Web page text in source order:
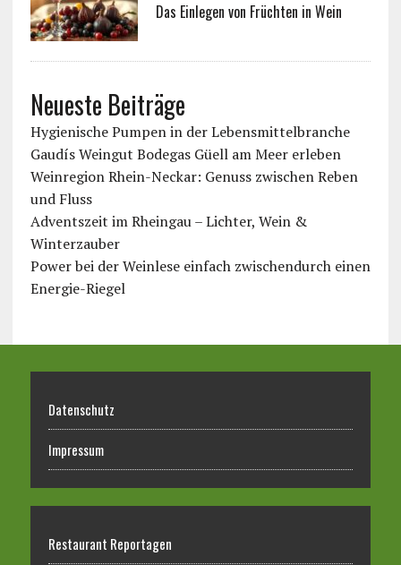
Das Einlegen von Früchten in Wein
Neueste Beiträge
Hygienische Pumpen in der Lebensmittelbranche
Gaudís Weingut Bodegas Güell am Meer erleben
Weinregion Rhein-Neckar: Genuss zwischen Reben
und Fluss
Adventszeit im Rheingau – Lichter, Wein &
Winterzauber
Power bei der Weinlese einfach zwischendurch einen
Energie-Riegel
Datenschutz
Impressum
Restaurant Reportagen